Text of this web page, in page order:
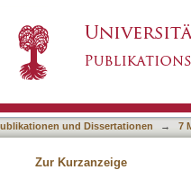
der Künstlichen
und Dissertationen → 7
Zur Kurzanzeige